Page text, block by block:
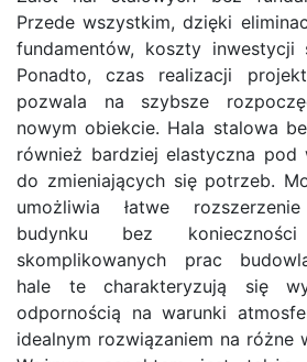
Przede wszystkim, dzięki
fundamentów, koszty inwestycji
Ponadto, czas realizacji
pozwala na szybsze
nowym obiekcie. Hala stalowa
również bardziej elastyczna pod
do zmieniających się potrzeb.
umożliwia łatwe
budynku bez konieczności
skomplikowanych prac
hale te charakteryzują się
odpornością na warunki
idealnym rozwiązaniem na różne